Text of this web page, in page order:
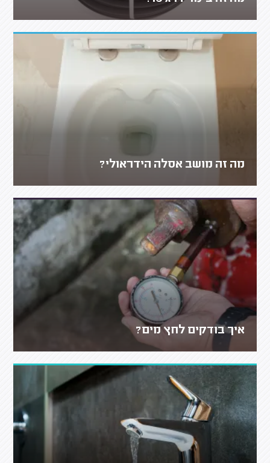
מה זה מושב אסלה הידראולי?
איך בודקים לחץ מים?